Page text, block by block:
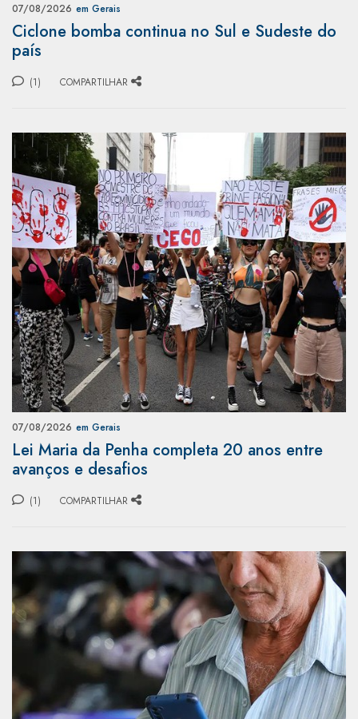
07/08/2026 em Gerais
Ciclone bomba continua no Sul e Sudeste do
país
(1) COMPARTILHAR
07/08/2026 em Gerais
Lei Maria da Penha completa 20 anos entre
avanços e desafios
(1) COMPARTILHAR